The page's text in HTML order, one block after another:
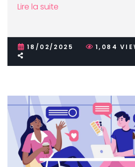
Lire la suite
18/02/2025 1,084